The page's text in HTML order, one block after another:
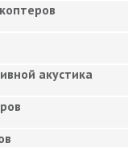
акустика